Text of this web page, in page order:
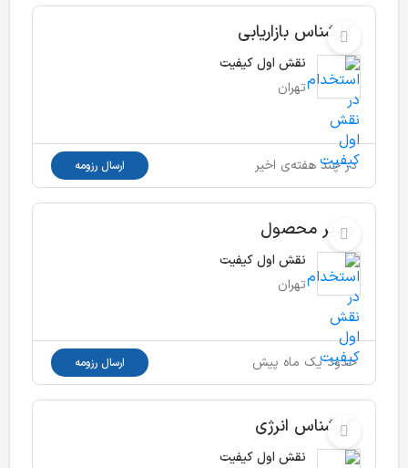
کارشناس بازاریابی
نقش اول کیفیت
تهران
در چند هفته‌ی اخیر ارسال رزومه
مدیر محصول
نقش اول کیفیت
تهران
حدود یک ماه پیش ارسال رزومه
کارشناس انرژی
نقش اول کیفیت